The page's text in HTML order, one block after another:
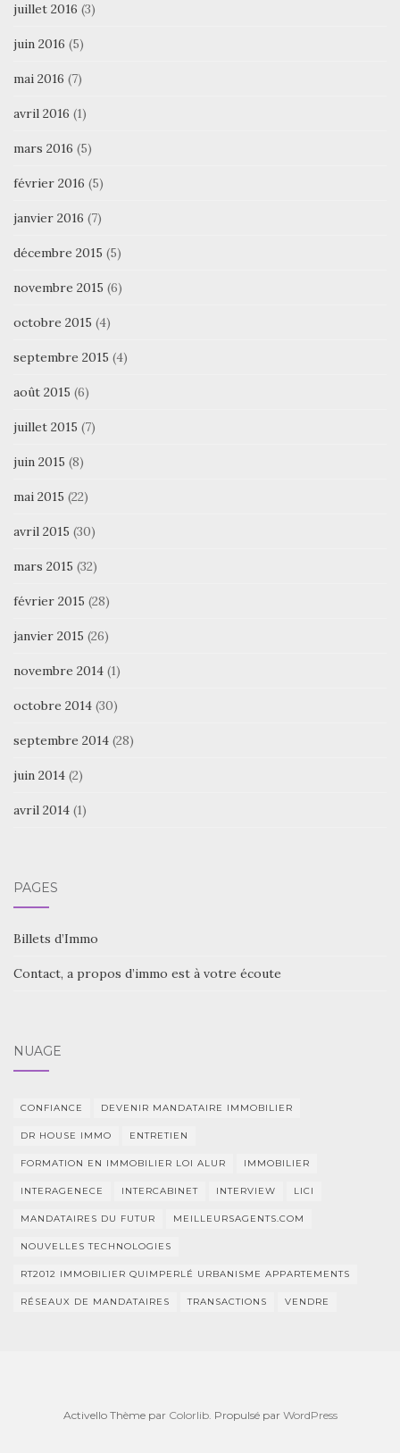
juillet 2016 (3)
juin 2016 (5)
mai 2016 (7)
avril 2016 (1)
mars 2016 (5)
février 2016 (5)
janvier 2016 (7)
décembre 2015 (5)
novembre 2015 (6)
octobre 2015 (4)
septembre 2015 (4)
août 2015 (6)
juillet 2015 (7)
juin 2015 (8)
mai 2015 (22)
avril 2015 (30)
mars 2015 (32)
février 2015 (28)
janvier 2015 (26)
novembre 2014 (1)
octobre 2014 (30)
septembre 2014 (28)
juin 2014 (2)
avril 2014 (1)
PAGES
Billets d’Immo
Contact, a propos d’immo est à votre écoute
NUAGE
CONFIANCE DEVENIR MANDATAIRE IMMOBILIER
DR HOUSE IMMO ENTRETIEN
FORMATION EN IMMOBILIER LOI ALUR IMMOBILIER
INTERAGENECE INTERCABINET INTERVIEW LICI
MANDATAIRES DU FUTUR MEILLEURSAGENTS.COM
NOUVELLES TECHNOLOGIES
RT2012 IMMOBILIER QUIMPERLÉ URBANISME APPARTEMENTS
RÉSEAUX DE MANDATAIRES TRANSACTIONS VENDRE
Activello Thème par Colorlib. Propulsé par WordPress